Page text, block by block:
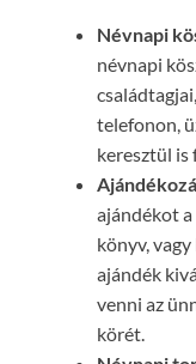
Névnapi
névnapi
telefonon,
keresztül is
ajándékot a
könyv,
ajándék
venni az
körét.